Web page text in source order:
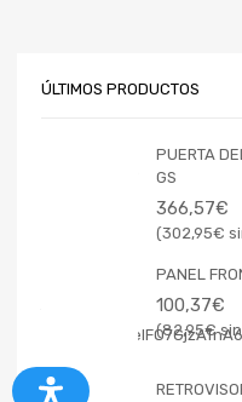
ÚLTIMOS PRODUCTOS
PUERTA
GS
366,57€
302,95€
PANEL
100,37€
82,95€